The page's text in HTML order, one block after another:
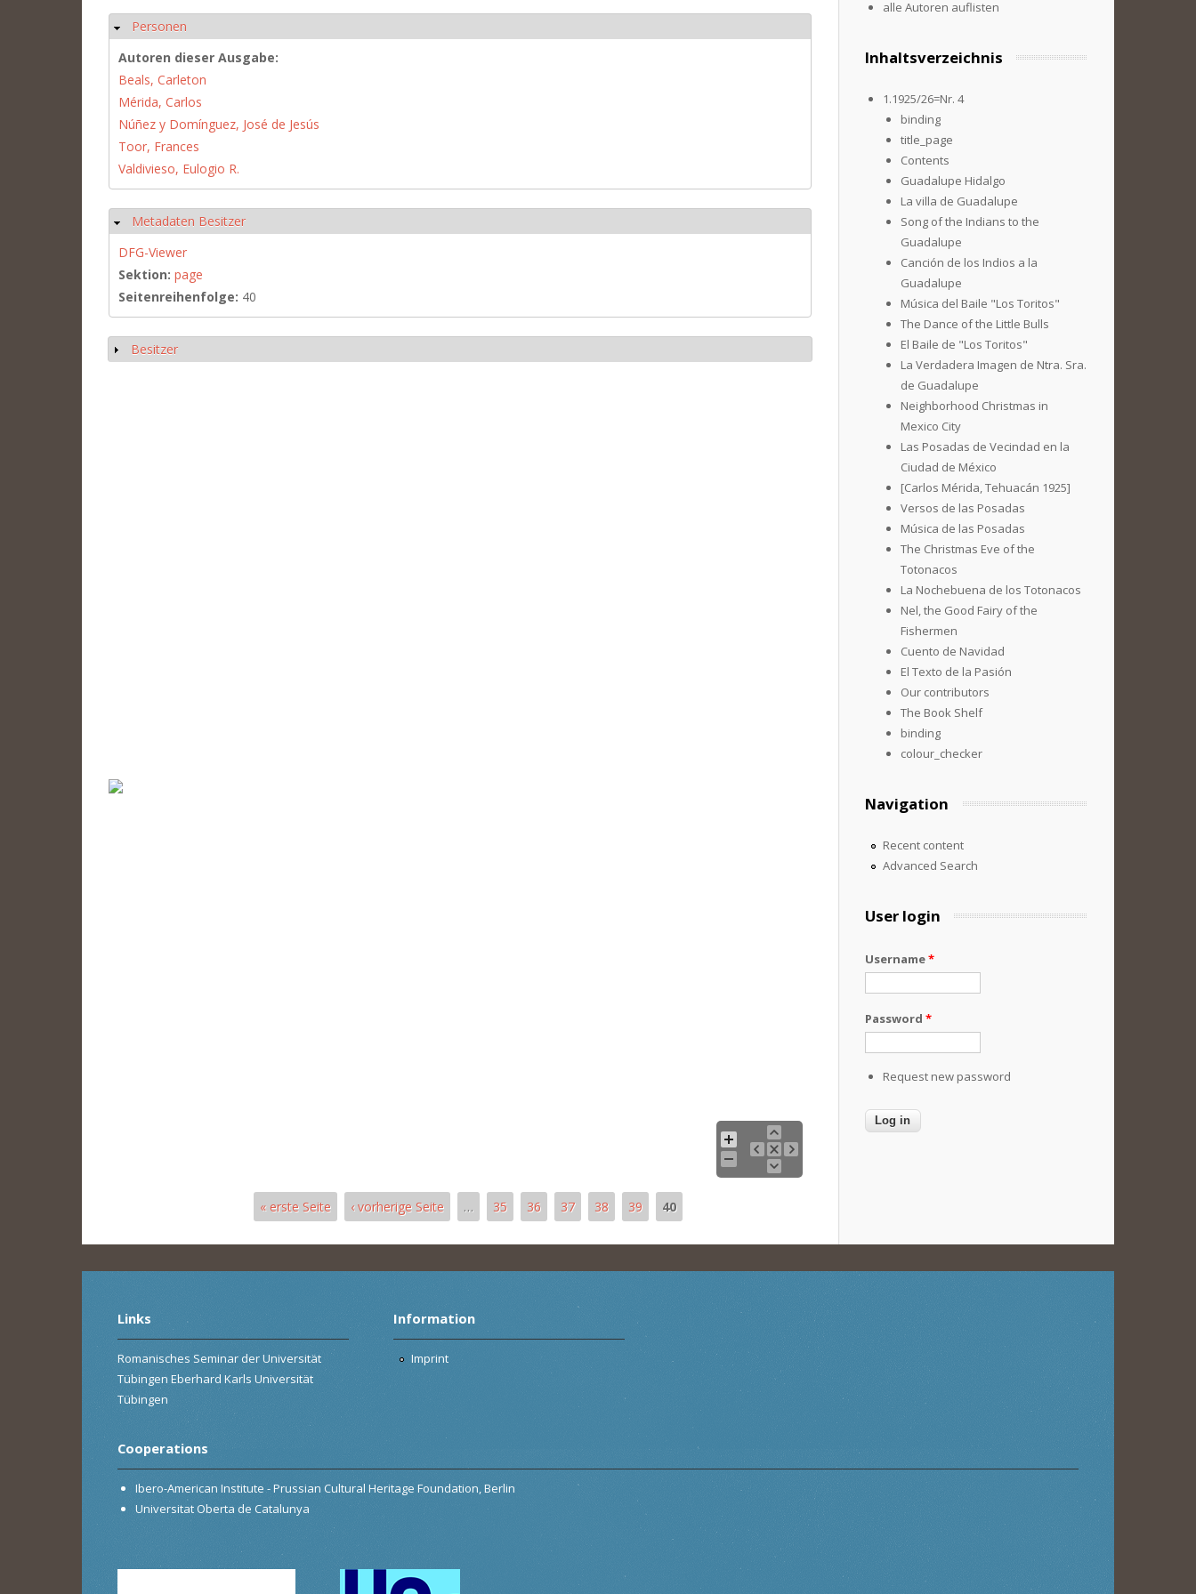
Hide
Personen
Autoren dieser Ausgabe:
Beals, Carleton
Mérida, Carlos
Núñez y Domínguez, José de Jesús
Toor, Frances
Valdivieso, Eulogio R.
Hide
Metadaten Besitzer
DFG-Viewer
Sektion: page
Seitenreihenfolge: 40
Show
Besitzer
« erste Seite ‹ vorherige Seite … 35 36 37 38 39 40
alle Autoren auflisten
Inhaltsverzeichnis
1.1925/26=Nr. 4
binding
title_page
Contents
Guadalupe Hidalgo
La villa de Guadalupe
Song of the Indians to the
Guadalupe
Canción de los Indios a la
Guadalupe
Música del Baile "Los Toritos"
The Dance of the Little Bulls
El Baile de "Los Toritos"
La Verdadera Imagen de Ntra. Sra.
de Guadalupe
Neighborhood Christmas in
Mexico City
Las Posadas de Vecindad en la
Ciudad de México
[Carlos Mérida, Tehuacán 1925]
Versos de las Posadas
Música de las Posadas
The Christmas Eve of the
Totonacos
La Nochebuena de los Totonacos
Nel, the Good Fairy of the
Fishermen
Cuento de Navidad
El Texto de la Pasión
Our contributors
The Book Shelf
binding
colour_checker
Navigation
Recent content
Advanced Search
User login
Username*
Password *
Request new password
Links
Romanisches Seminar der Universität
Tübingen Eberhard Karls Universität
Tübingen
Information
Imprint
Cooperations
Ibero-American Institute - Prussian Cultural Heritage Foundation, Berlin
Universitat Oberta de Catalunya